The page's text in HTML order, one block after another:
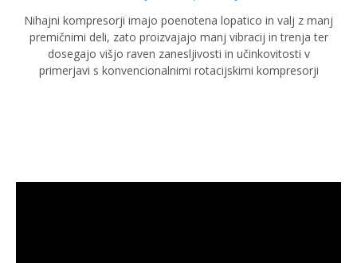
Nihajni kompresorji imajo poenotena lopatico in valj z manj
premičnimi deli, zato proizvajajo manj vibracij in trenja ter
dosegajo višjo raven zanesljivosti in učinkovitosti v
primerjavi s konvencionalnimi rotacijskimi kompresorji